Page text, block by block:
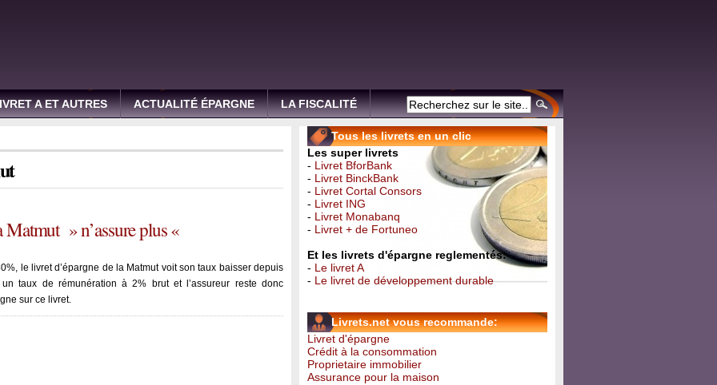
A ET AUTRES ACTUALITÉ ÉPARGNE LA FISCALITÉ
Matmut » n’assure plus «
le livret d’épargne de la Matmut voit son taux baisser depuis
taux de rémunération à 2% brut et l’assureur reste donc
sur ce livret.
Tous les livrets en un clic
Les super livrets
- Livret BforBank
- Livret BinckBank
- Livret Cortal Consors
- Livret ING
- Livret Monabanq
- Livret + de Fortuneo
Et les livrets d'épargne reglementés:
- Le livret A
- Le livret de développement durable
Livrets.net vous recommande:
Livret d'épargne
Crédit à la consommation
Proprietaire immobilier
Assurance pour la maison